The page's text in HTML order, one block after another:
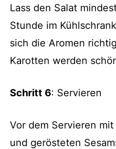
Lass den Salat
Stunde im
sich die Aromen
Karotten werden
Schritt 6: Servieren
Vor dem Servieren
und gerösteten